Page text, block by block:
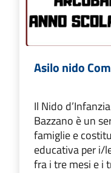
Asilo nido
Il Nido
Bazzano è un
famiglie e
educativa per i/
fra i tre mesi e i